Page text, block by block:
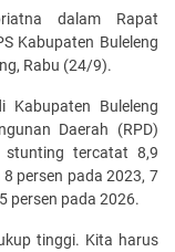
dalam Rapat
Kabupaten Buleleng
Rabu (24/9).
Kabupaten Buleleng
Daerah (RPD)
stunting tercatat 8,9
persen pada 2023, 7
persen pada 2026.
tinggi. Kita harus